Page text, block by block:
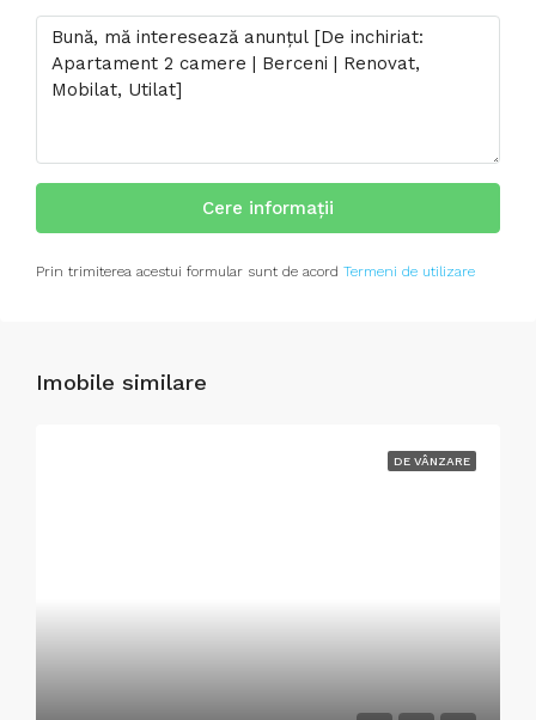
Cere informații
Prin trimiterea acestui formular sunt de acord Termeni de utilizare
Imobile similare
DE VÂNZARE